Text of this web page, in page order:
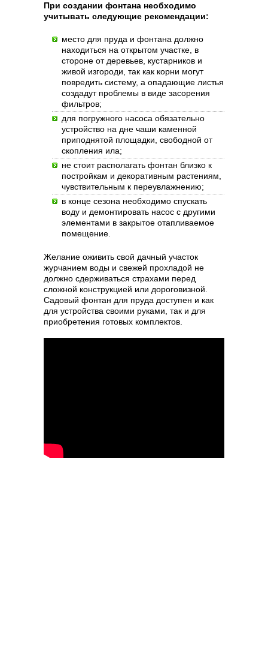
При создании фонтана необходимо
учитывать следующие рекомендации:
место для пруда и фонтана должно
находиться на открытом участке, в
стороне от деревьев, кустарников и
живой изгороди, так как корни могут
повредить систему, а опадающие листья
создадут проблемы в виде засорения
фильтров;
для погружного насоса обязательно
устройство на дне чаши каменной
приподнятой площадки, свободной от
скопления ила;
не стоит располагать фонтан близко к
постройкам и декоративным растениям,
чувствительным к переувлажнению;
в конце сезона необходимо спускать
воду и демонтировать насос с другими
элементами в закрытое отапливаемое
помещение.
Желание оживить свой дачный участок
журчанием воды и свежей прохладой не
должно сдерживаться страхами перед
сложной конструкцией или дороговизной.
Садовый фонтан для пруда доступен и как
для устройства своими руками, так и для
приобретения готовых комплектов.